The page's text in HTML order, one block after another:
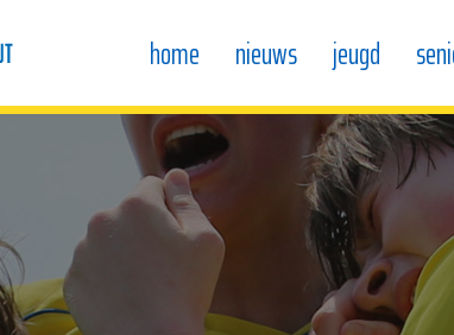
home nieuws jeugd